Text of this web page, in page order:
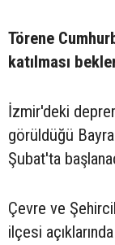
Törene
katılması
İzmir'deki
görüldüğü
Şubat'ta
Çevre ve
ilçesi